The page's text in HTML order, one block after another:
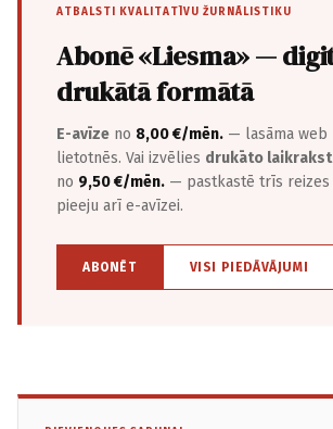
ATBALSTI KVALITATĪVU ŽURNĀLISTIKU
Abonē «Liesma» —
drukātā formātā
E-avīze no 8,00 €/mēn. — lasāma web
lietotnēs. Vai izvēlies drukāto
no 9,50 €/mēn. — pastkastē trīs reizes
pieeju arī e-avīzei.
ABONĒT VISI PIEDĀVĀJUMI